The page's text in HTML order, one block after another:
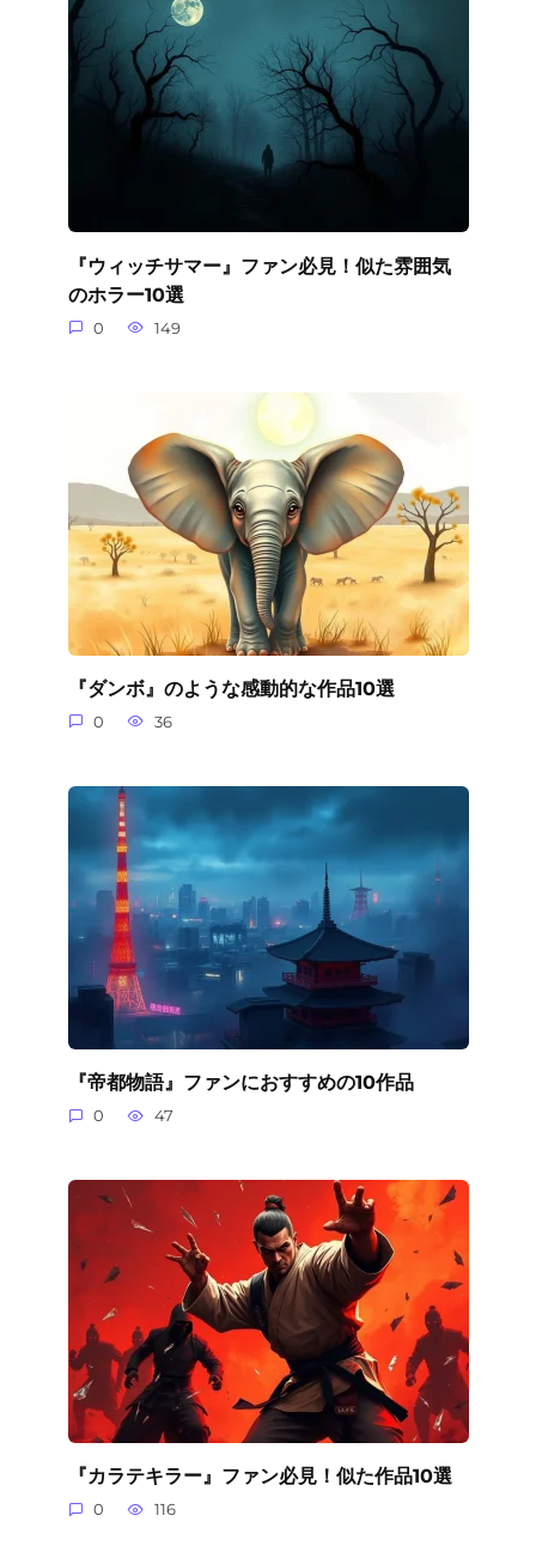
『ウィッチサマー』ファン必見！似た雰囲気
のホラー10選
0 149
『ダンボ』のような感動的な作品10選
0 36
『帝都物語』ファンにおすすめの10作品
0 47
『カラテキラー』ファン必見！似た作品10選
0 116